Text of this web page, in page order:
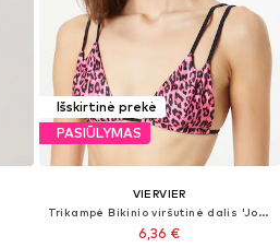
Išskirtinė prekė
PASIŪLYMAS
VIERVIER
Trikampė Bikinio viršutinė dalis 'Jody'
6,36 €